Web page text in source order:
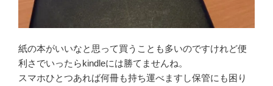
紙の本がいいなと思って買うことも多いのですけれど便
利さでいったらkindleには勝てませんね。
スマホひとつあれば何冊も持ち運べますし保管にも困り